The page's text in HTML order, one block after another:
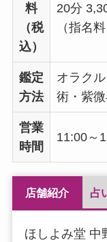
料
（税
込）
20分
（指名
鑑定
方法
オラク
術・紫微
営業
時間
11:00～
店舗紹介 占
ほしよみ堂 中